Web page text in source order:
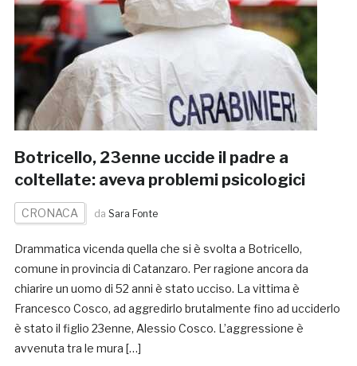
Botricello, 23enne uccide il padre a
coltellate: aveva problemi psicologici
CRONACA da Sara Fonte
Drammatica vicenda quella che si è svolta a Botricello,
comune in provincia di Catanzaro. Per ragione ancora da
chiarire un uomo di 52 anni è stato ucciso. La vittima è
Francesco Cosco, ad aggredirlo brutalmente fino ad ucciderlo
è stato il figlio 23enne, Alessio Cosco. L’aggressione è
avvenuta tra le mura […]